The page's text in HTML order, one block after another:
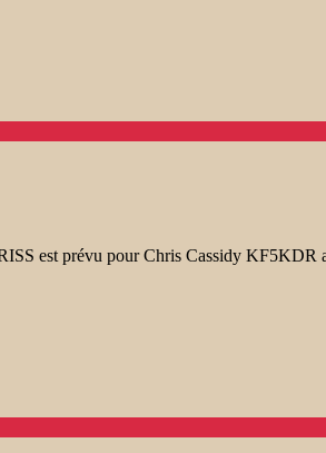
est prévu pour Chris Cassidy